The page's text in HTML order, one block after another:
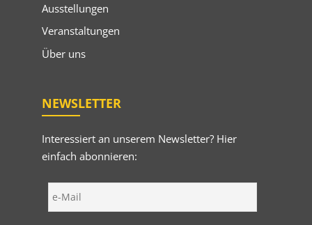
Ausstellungen
Veranstaltungen
Über uns
NEWSLETTER
Interessiert an unserem Newsletter? Hier
einfach abonnieren: